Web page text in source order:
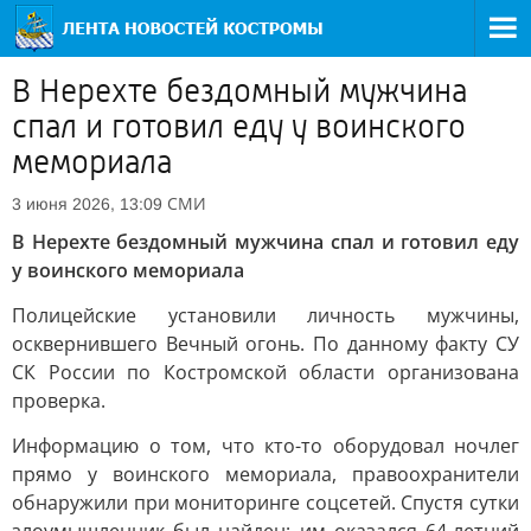
В Нерехте бездомный мужчина
спал и готовил еду у воинского
мемориала
3 июня 2026, 13:09 СМИ
В Нерехте бездомный мужчина спал и готовил еду
у воинского мемориала
Полицейские установили личность мужчины,
осквернившего Вечный огонь. По данному факту СУ
СК России по Костромской области организована
проверка.
Информацию о том, что кто-то оборудовал ночлег
прямо у воинского мемориала, правоохранители
обнаружили при мониторинге соцсетей. Спустя сутки